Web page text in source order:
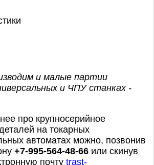
и малые партии
и ЧПУ станках -
про крупносерийное
на токарных
автоматах можно, позвонив
+7-995-564-48-66 или скинув
почту trast-